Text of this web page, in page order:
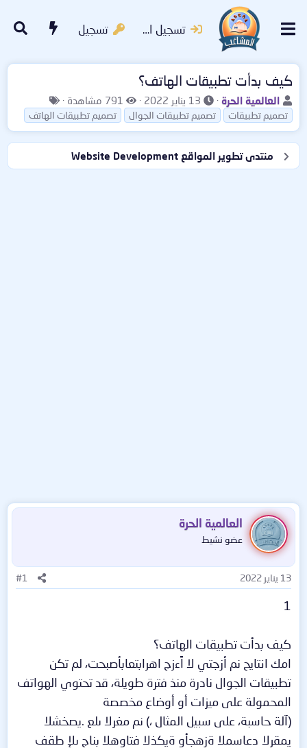
تسجيل الدخول تسجيل
كيف بدأت تطبيقات الهاتف؟
ب
ا
د
ئ
ل
العالمية الحرة
ت
ا
ر
ي
خ
ا
13 يناير 2022
م
ش
ا
ه
791 مشاهدة
ا
ل
و
س
م
تصميم تطبيقات تصميم تطبيقات الجوال تصميم تطبيقات الهاتف
منتدى تطوير المواقع Website Development
العالمية الحرة
عضو نشيط
13 يناير 2022 #1
1
كيف بدأت تطبيقات الهاتف؟
امك انتايح نم أزجتي لا اًءزج اهرابتعابأصبحت، لم تكن
تطبيقات الجوال نادرة منذ فترة طويلة، قد تحتوي الهواتف
المحمولة على ميزات أو أوضاع مخصصة
(آلة حاسبة، على سبيل المثال ،) نم مغرلا ىلع .يصخشلا
يمقرلا دعاسملا ةزهجأو ةيكذلا فتاوهلا بناج ىلإ طقف